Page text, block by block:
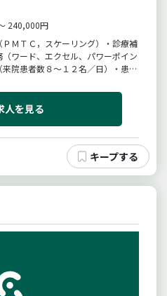
240,000円
ＰＭＴＣ，スケーリング）・診療補
ワード、エクセル、パワーポイン
来院患者数８〜１２名／日）・患者
の定める業務
人を見る